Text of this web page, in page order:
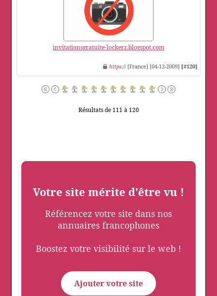
invitationsgratuite-lockerz.blogspot.com
https:// [France] [04-12-2009] [#120]
Résultats de 111 à 120
Votre site mérite d'être vu !
Référencez votre site dans nos
annuaires francophones
Boostez votre visibilité sur le web !
Ajouter votre site